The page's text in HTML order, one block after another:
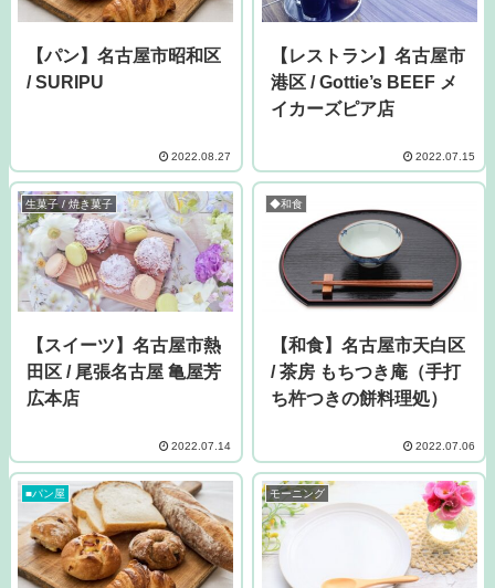
【パン】名古屋市昭和区
/ SURIPU
2022.08.27
【レストラン】名古屋市
港区 / Gottie’s BEEF メ
イカーズピア店
2022.07.15
生菓子 / 焼き菓子
【スイーツ】名古屋市熱
田区 / 尾張名古屋 亀屋芳
広本店
2022.07.14
◆和食
【和食】名古屋市天白区
/ 茶房 もちつき庵（手打
ち杵つきの餅料理処）
2022.07.06
■パン屋 モーニング